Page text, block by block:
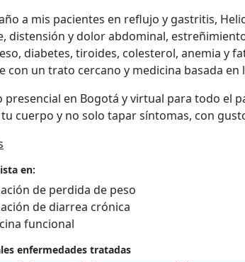
a mis pacientes en reflujo y gastritis,
distensión y dolor abdominal,
diabetes, tiroides, colesterol, anemia y
con un trato cercano y medicina basada en
presencial en Bogotá y virtual para todo el
cuerpo y no solo tapar síntomas, con
en:
de perdida de peso
de diarrea crónica
funcional
enfermedades tratadas